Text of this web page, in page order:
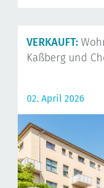
VERKAUFT:
Kaßberg und
02. April 2026